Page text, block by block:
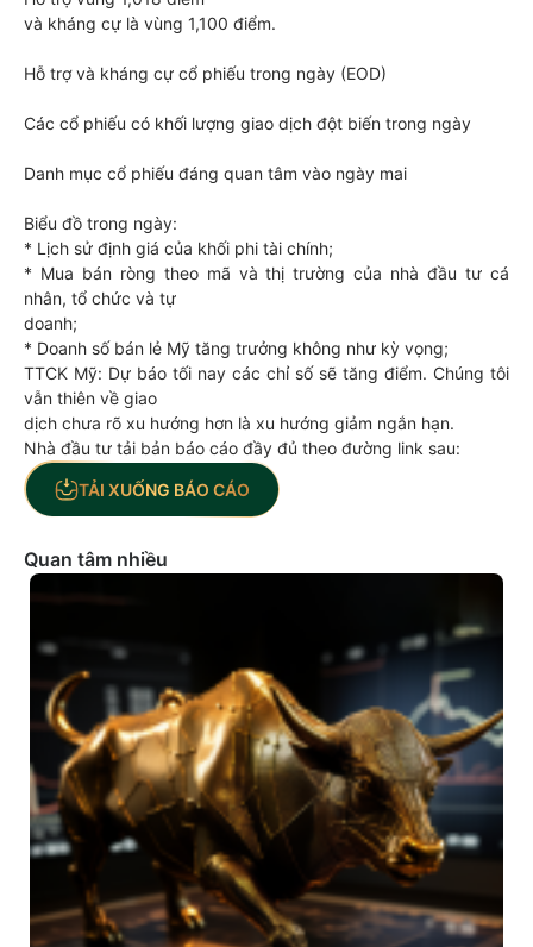
và kháng cự là vùng 1,100 điểm.
Hỗ trợ và kháng cự cổ phiếu trong ngày (EOD)
Các cổ phiếu có khối lượng giao dịch đột biến trong ngày
Danh mục cổ phiếu đáng quan tâm vào ngày mai
Biểu đồ trong ngày:
* Lịch sử định giá của khối phi tài chính;
* Mua bán ròng theo mã và thị trường của nhà đầu tư cá
nhân, tổ chức và tự
doanh;
* Doanh số bán lẻ Mỹ tăng trưởng không như kỳ vọng;
TTCK Mỹ: Dự báo tối nay các chỉ số sẽ tăng điểm. Chúng tôi
vẫn thiên về giao
dịch chưa rõ xu hướng hơn là xu hướng giảm ngắn hạn.
Nhà đầu tư tải bản báo cáo đầy đủ theo đường link sau:
TẢI XUỐNG BÁO CÁO
Quan tâm nhiều